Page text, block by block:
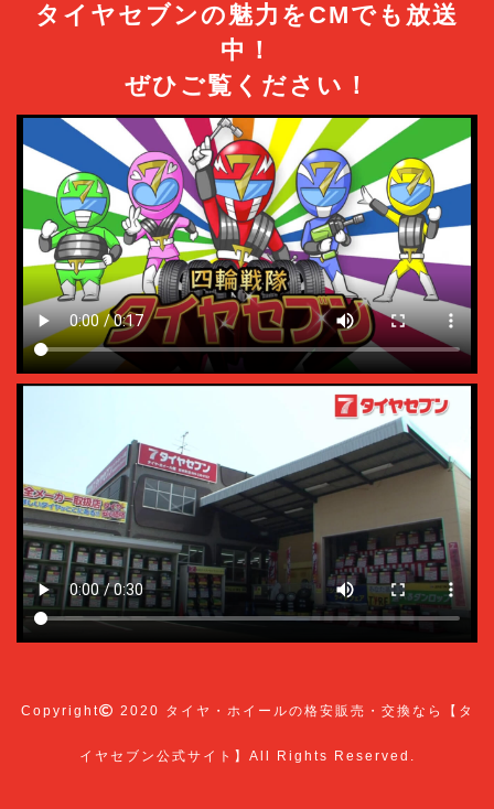
タイヤセブンの魅力をCMでも放送
中！
ぜひご覧ください！
Copyright 2020 タイヤ・ホイールの格安販売・交換なら【タ
イヤセブン公式サイト】 All Rights Reserved.